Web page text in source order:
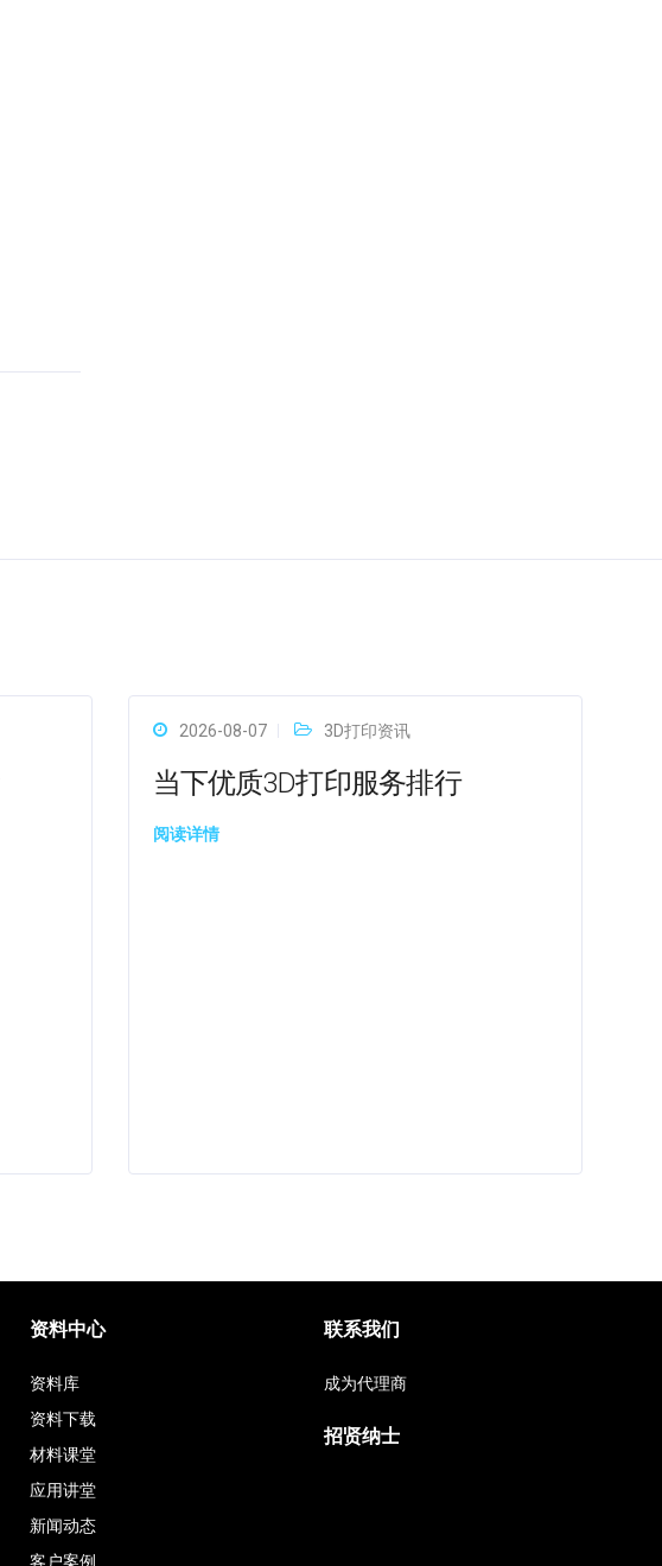
2026-08-07 3D打印资讯
当下优质3D打印服务排行
阅读详情
资料中心
资料库
资料下载
材料课堂
应用讲堂
新闻动态
客户案例
联系我们
成为代理商
招贤纳士